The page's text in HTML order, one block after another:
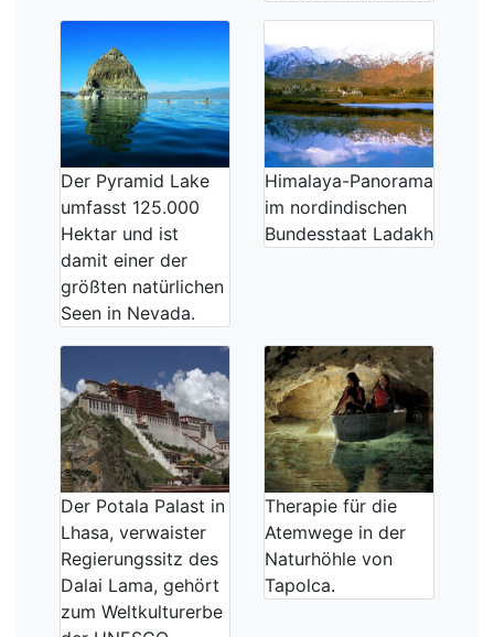
Der Pyramid Lake
umfasst 125.000
Hektar und ist
damit einer der
größten natürlichen
Seen in Nevada.
Himalaya-Panorama
im nordindischen
Bundesstaat Ladakh
Der Potala Palast in
Lhasa, verwaister
Regierungssitz des
Dalai Lama, gehört
zum Weltkulturerbe
Therapie für die
Atemwege in der
Naturhöhle von
Tapolca.